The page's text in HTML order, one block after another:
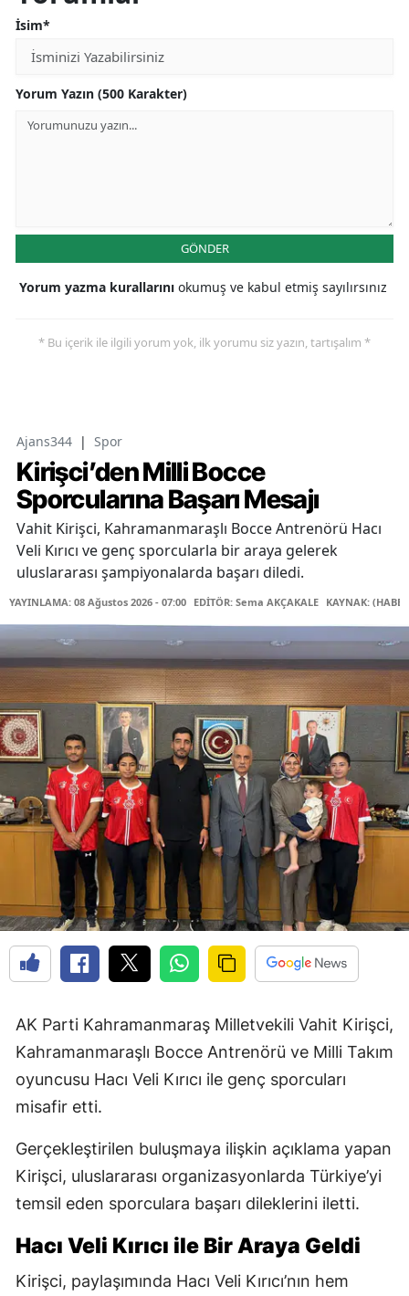
İsim*
Yorum Yazın (500 Karakter)
GÖNDER
Yorum yazma kurallarını okumuş ve kabul etmiş sayılırsınız
* Bu içerik ile ilgili yorum yok, ilk yorumu siz yazın, tartışalım *
Ajans344 | Spor
Kirişci’den Milli Bocce
Sporcularına Başarı Mesajı
Vahit Kirişci, Kahramanmaraşlı Bocce Antrenörü Hacı
Veli Kırıcı ve genç sporcularla bir araya gelerek
uluslararası şampiyonalarda başarı diledi.
YAYINLAMA: 08 Ağustos 2026 - 07:00 EDİTÖR: Sema AKÇAKALE KAYNAK:
AK Parti Kahramanmaraş Milletvekili Vahit Kirişci,
Kahramanmaraşlı Bocce Antrenörü ve Milli Takım
oyuncusu Hacı Veli Kırıcı ile genç sporcuları
misafir etti.
Gerçekleştirilen buluşmaya ilişkin açıklama yapan
Kirişci, uluslararası organizasyonlarda Türkiye’yi
temsil eden sporculara başarı dileklerini iletti.
Hacı Veli Kırıcı ile Bir Araya Geldi
Kirişci, paylaşımında Hacı Veli Kırıcı’nın hem